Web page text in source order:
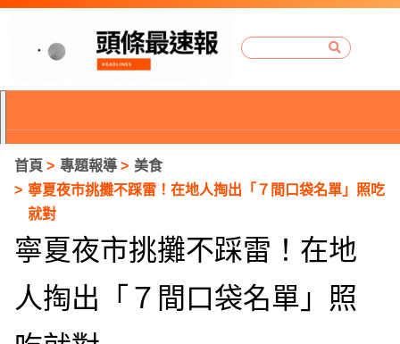
首頁 專題報導
美食
寧夏夜市挑攤不踩雷！在地人掏出「７間口袋名單」照吃
就對
寧夏夜市挑攤不踩雷！在地
人掏出「７間口袋名單」照